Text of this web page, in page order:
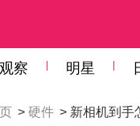
观察 明星
> 硬件 > 新相机到手